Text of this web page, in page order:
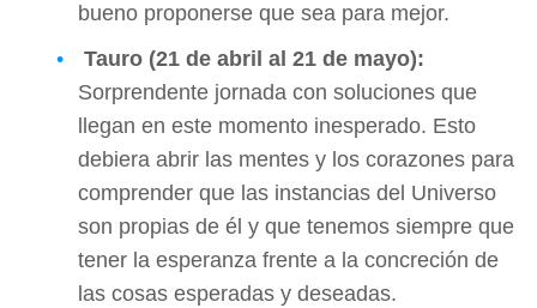
bueno proponerse que sea para mejor.
Tauro (21 de abril al 21 de mayo):
Sorprendente jornada con soluciones que
llegan en este momento inesperado. Esto
debiera abrir las mentes y los corazones para
comprender que las instancias del Universo
son propias de él y que tenemos siempre que
tener la esperanza frente a la concreción de
las cosas esperadas y deseadas.